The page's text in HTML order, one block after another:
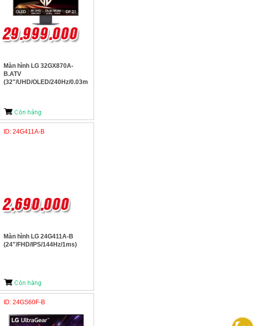
Màn hình LG 32GX870A-
B.ATV
(32"/UHD/OLED/240Hz/0.03ms)
ID: 24G411A-B
Màn hình LG 24G411A-B
(24"/FHD/IPS/144Hz/1ms)
ID: 24GS60F-B